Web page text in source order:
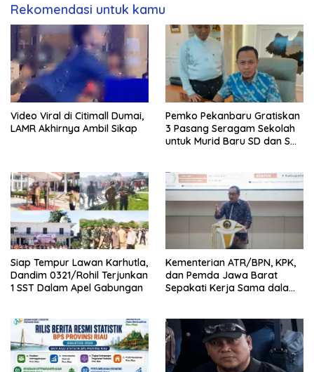
Rekomendasi untuk kamu
Video Viral di Citimall Dumai,
LAMR Akhirnya Ambil Sikap
Pemko Pekanbaru Gratiskan
3 Pasang Seragam Sekolah
untuk Murid Baru SD dan SMP
Siap Tempur Lawan Karhutla,
Dandim 0321/Rohil Terjunkan
1 SST Dalam Apel Gabungan
Kementerian ATR/BPN, KPK,
dan Pemda Jawa Barat
Sepakati Kerja Sama dalam